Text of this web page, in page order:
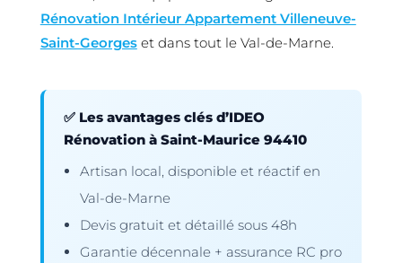
Rénovation Intérieur Appartement Villeneuve-
Saint-Georgeset dans tout le Val-de-Marne.
✅ Les avantages clés d’IDEO
Rénovation à Saint-Maurice 94410
Artisan local, disponible et réactif en
Val-de-Marne
Devis gratuit et détaillé sous 48h
Garantie décennale + assurance RC pro